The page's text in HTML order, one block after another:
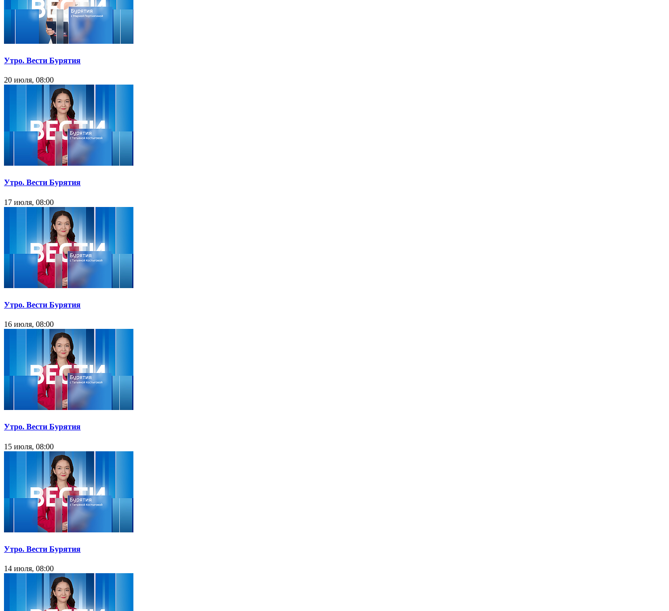
Утро. Вести Бурятия
20 июля, 08:00
Утро. Вести Бурятия
17 июля, 08:00
Утро. Вести Бурятия
16 июля, 08:00
Утро. Вести Бурятия
15 июля, 08:00
Утро. Вести Бурятия
14 июля, 08:00